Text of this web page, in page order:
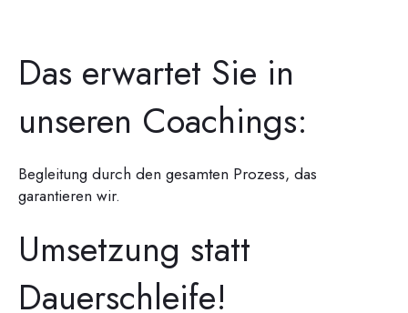
Das erwartet Sie in
unseren Coachings:
Begleitung durch den gesamten Prozess, das
garantieren wir.
Umsetzung statt
Dauerschleife!